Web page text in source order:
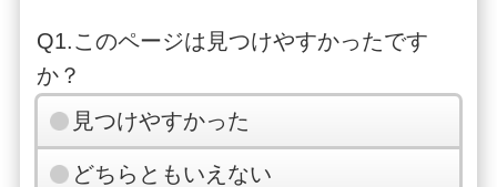
Q1.このページは見つけやすかったです
か？
見つけやすかった
どちらともいえない